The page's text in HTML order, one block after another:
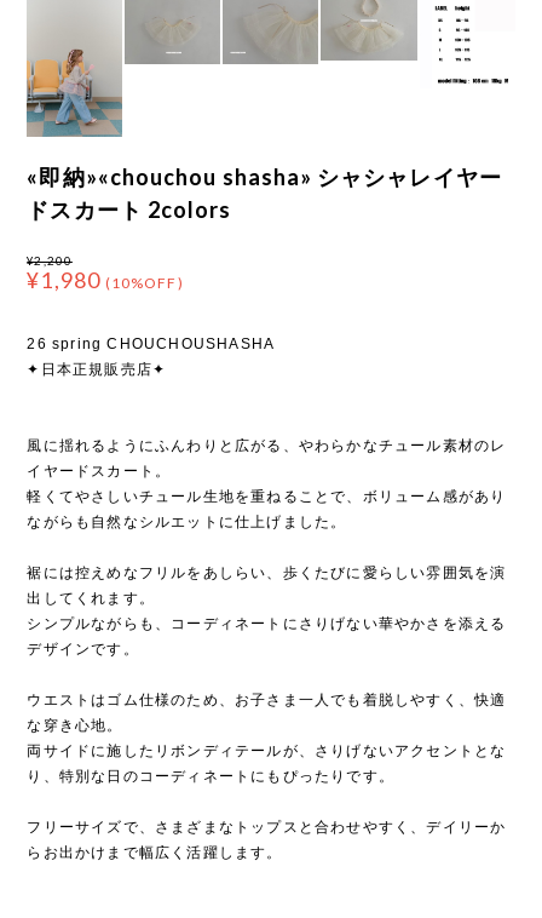
«即納»«chouchou shasha» シャシャレイヤー
ドスカート 2colors
¥2,200
¥1,980 (10%OFF)
26 spring CHOUCHOUSHASHA
✦日本正規販売店✦
風に揺れるようにふんわりと広がる、やわらかなチュール素材のレ
イヤードスカート。
軽くてやさしいチュール生地を重ねることで、ボリューム感があり
ながらも自然なシルエットに仕上げました。
裾には控えめなフリルをあしらい、歩くたびに愛らしい雰囲気を演
出してくれます。
シンプルながらも、コーディネートにさりげない華やかさを添える
デザインです。
ウエストはゴム仕様のため、お子さま一人でも着脱しやすく、快適
な穿き心地。
両サイドに施したリボンディテールが、さりげないアクセントとな
り、特別な日のコーディネートにもぴったりです。
フリーサイズで、さまざまなトップスと合わせやすく、デイリーか
らお出かけまで幅広く活躍します。